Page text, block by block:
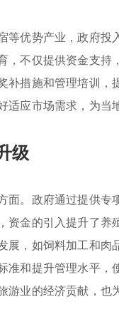
等优势产业，政府投
不仅提供资金支持，
补措施和管理培训，
适应市场需求，为当
级
面。政府通过提供专
资金的引入提升了养
展，如饲料加工和肉
准和提升管理水平，
游业的经济贡献，也